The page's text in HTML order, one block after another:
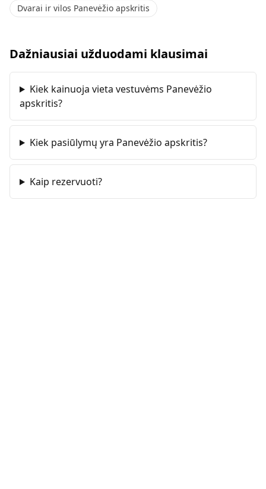
Dvarai ir vilos Panevėžio apskritis
Dažniausiai užduodami klausimai
Kiek kainuoja vieta vestuvėms Panevėžio
apskritis?
Kiek pasiūlymų yra Panevėžio apskritis?
Kaip rezervuoti?